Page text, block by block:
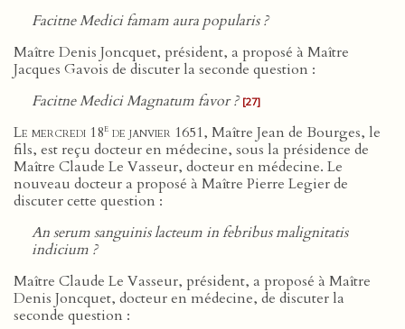
Facitne Medici famam aura popularis ?
Maître Denis Joncquet, président, a proposé à Maître
Jacques Gavois de discuter la seconde question :
Facitne Medici Magnatum favor ? [27]
Le mercredi 18e de janvier 1651, Maître Jean de Bourges, le
fils, est reçu docteur en médecine, sous la présidence de
Maître Claude Le Vasseur, docteur en médecine. Le
nouveau docteur a proposé à Maître Pierre Legier de
discuter cette question :
An serum sanguinis lacteum in febribus malignitatis
indicium ?
Maître Claude Le Vasseur, président, a proposé à Maître
Denis Joncquet, docteur en médecine, de discuter la
seconde question :